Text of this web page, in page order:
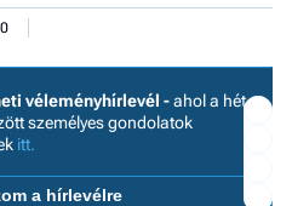
véleményhírlevél -ahol a hét
személyes gondolatok
itt.
a hírlevélre